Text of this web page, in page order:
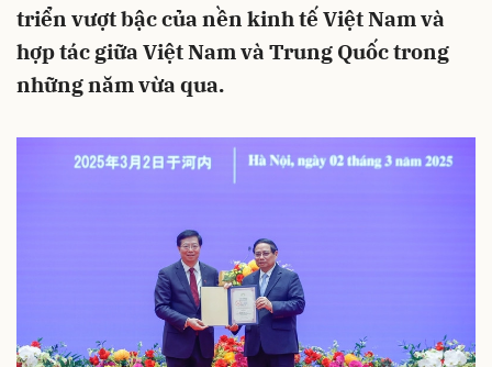
triển vượt bậc của nền kinh tế Việt Nam và
hợp tác giữa Việt Nam và Trung Quốc trong
những năm vừa qua.